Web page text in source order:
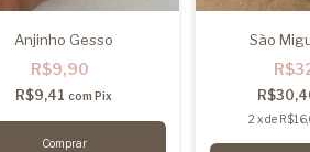
Anjinho Gesso
R$9,90
R$9,41 com Pix
São
2 xde